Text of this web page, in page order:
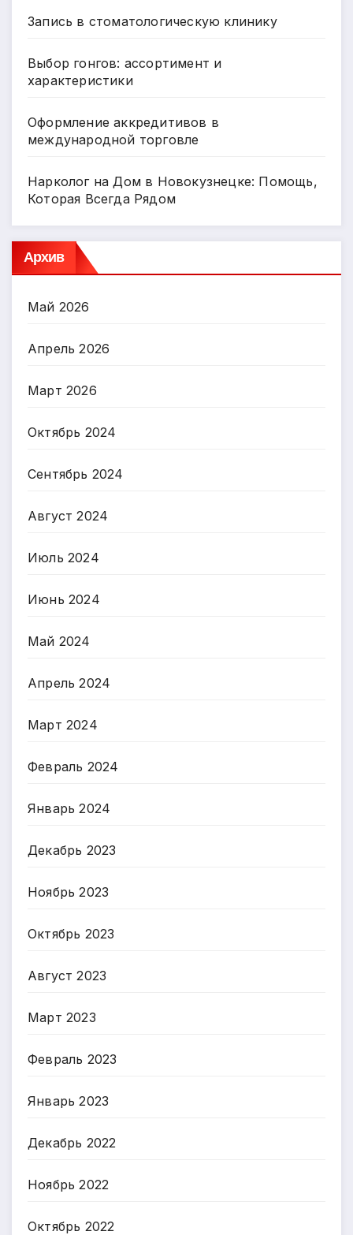
Запись в стоматологическую клинику
Выбор гонгов: ассортимент и
характеристики
Оформление аккредитивов в
международной торговле
Нарколог на Дом в Новокузнецке: Помощь,
Которая Всегда Рядом
Архив
Май 2026
Апрель 2026
Март 2026
Октябрь 2024
Сентябрь 2024
Август 2024
Июль 2024
Июнь 2024
Май 2024
Апрель 2024
Март 2024
Февраль 2024
Январь 2024
Декабрь 2023
Ноябрь 2023
Октябрь 2023
Август 2023
Март 2023
Февраль 2023
Январь 2023
Декабрь 2022
Ноябрь 2022
Октябрь 2022